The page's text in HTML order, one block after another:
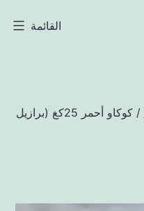
القائمة
/ كوكاو أحمر 25كغ (برازيل